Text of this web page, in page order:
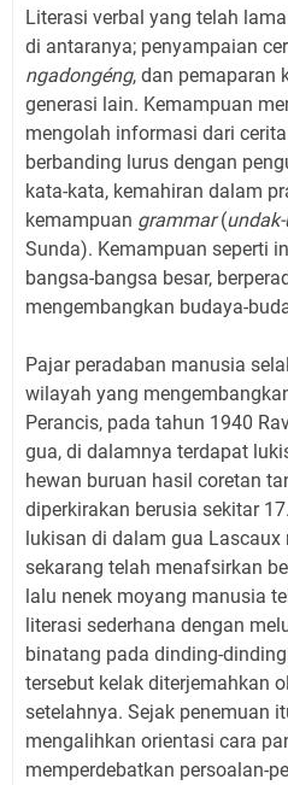
Literasi verbal yang telah
di antaranya; penyampaian
ngadongéng, dan pemaparan
generasi lain. Kemampuan
mengolah informasi dari
berbanding lurus dengan
kata-kata, kemahiran dalam
kemampuan grammar(
Sunda). Kemampuan seperti
bangsa-bangsa besar,
mengembangkan budaya-
Pajar peradaban manusia
wilayah yang
Perancis, pada tahun 1940
gua, di dalamnya terdapat
hewan buruan hasil coretan
diperkirakan berusia sekitar
lukisan di dalam gua
sekarang telah menafsirkan
lalu nenek moyang manusia
literasi sederhana dengan
binatang pada dinding-
tersebut kelak diterjemahkan
setelahnya. Sejak penemuan
mengalihkan orientasi cara
memperdebatkan persoalan-